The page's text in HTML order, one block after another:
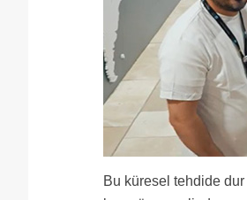
Bu küresel tehdide dur